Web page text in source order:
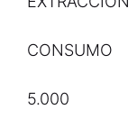
CONSUMO
5.000